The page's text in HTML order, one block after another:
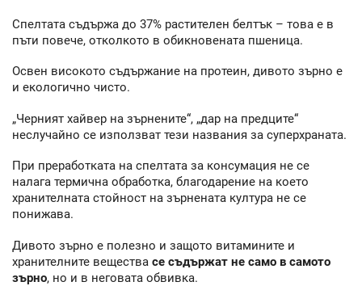
Спелтата съдържа до 37% растителен белтък – това е в
пъти повече, отколкото в обикновената пшеница.
Освен високото съдържание на протеин, дивото зърно е
и екологично чисто.
„Черният хайвер на зърнените“, „дар на предците“
неслучайно се използват тези названия за суперхраната.
При преработката на спелтата за консумация не се
налага термична обработка, благодарение на което
хранителната стойност на зърнената култура не се
понижава.
Дивото зърно е полезно и защото витамините и
хранителните вещества се съдържат не само в самото
зърно, но и в неговата обвивка.